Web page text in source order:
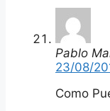
Pablo
23/08/
Como